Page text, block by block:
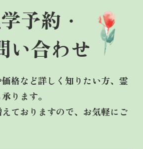
予約・
い合わせ
格など詳しく知りたい方、霊
ります。
ておりますので、お気軽にご